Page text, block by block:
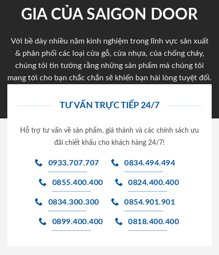
GIA CỦA SAIGON DOOR
Với bề dày nhiều năm kinh nghiệm trong lĩnh vực sản xuất
& phân phối các loại cửa gỗ, cửa nhựa, của chống cháy,
chúng tôi tin tưởng rằng những sản phẩm mà chúng tôi
mang tới cho bạn chắc chắn sẽ khiến bạn hài lòng tuyệt đối.
TƯ VẤN TRỰC TIẾP 24/7
Hỗ trợ tư vấn về sản phẩm, giá thành và các chính sách ưu
đãi chiết khấu cho khách hàng 24/7!
0933.707.707 0834.494.494
0855.400.400 0824.400.400
0834.300.300 0854.901.901
0899.400.400 0818.400.400